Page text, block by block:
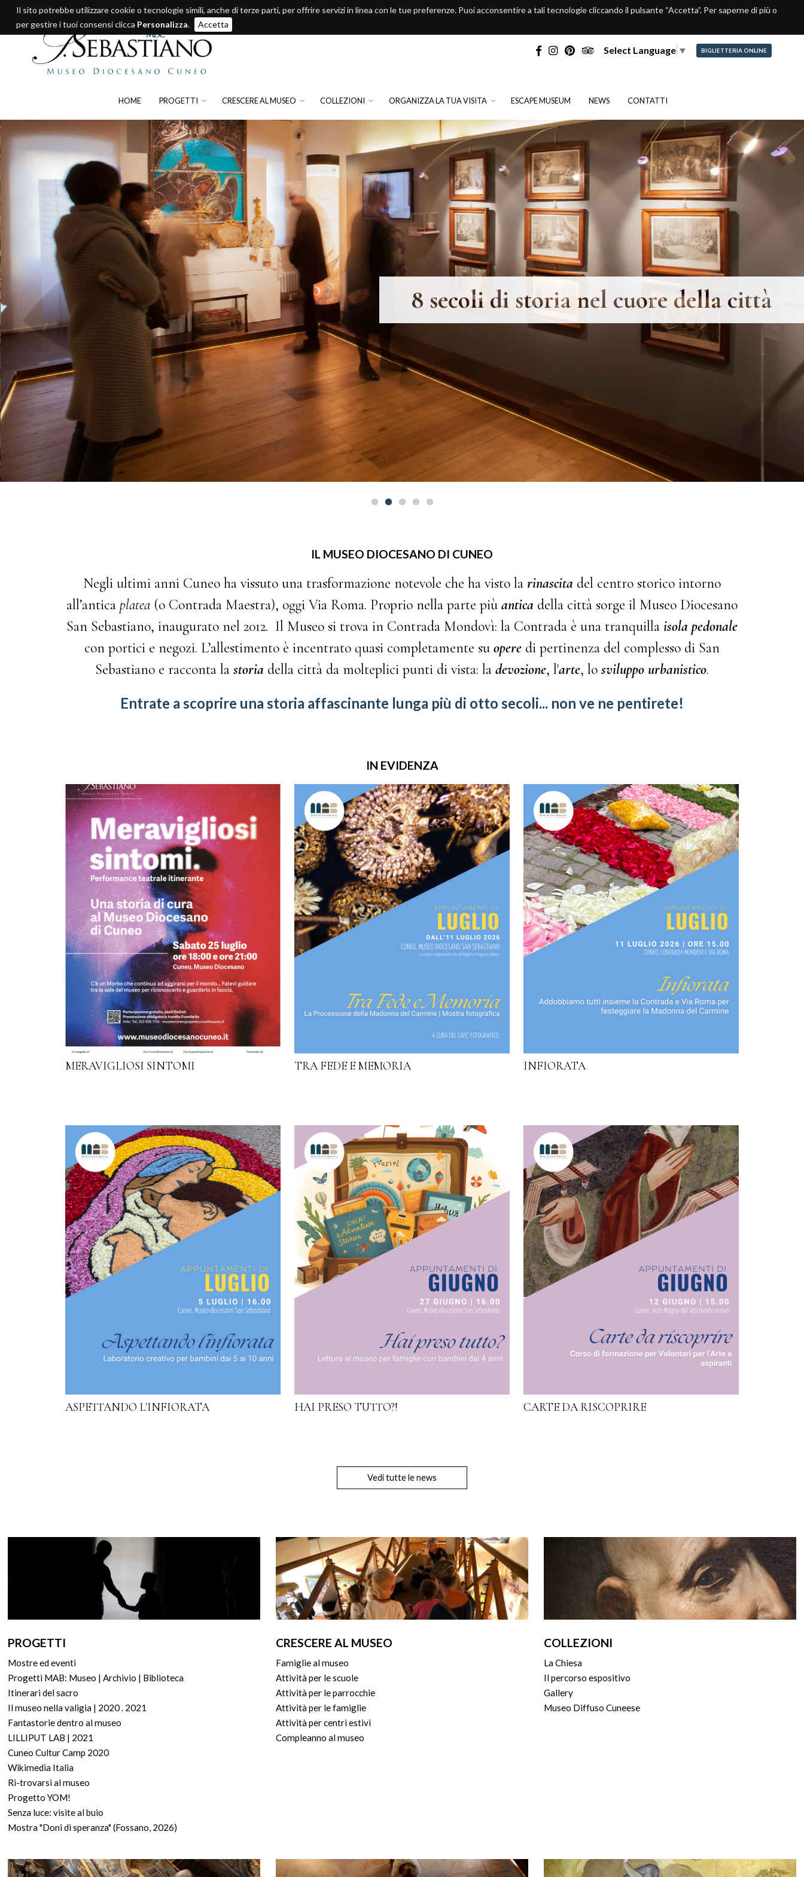
BIGLIETTERIA ONLINE
Select Language ▼
HOME PROGETTI CRESCERE AL MUSEO COLLEZIONI ORGANIZZA LA TUA VISITA ESCAPE MUSEUM NEWS CONTATTI
8 secoli di storia nel cuore della città
IL MUSEO DIOCESANO DI CUNEO
Negli ultimi anni Cuneo ha vissuto una trasformazione notevole che ha visto la rinascita del centro storico intorno
all’antica platea (o Contrada Maestra), oggi Via Roma. Proprio nella parte più antica della città sorge il Museo Diocesano
San Sebastiano, inaugurato nel 2012. Il Museo si trova in Contrada Mondovì: la Contrada è una tranquilla isola pedonale
con portici e negozi. L’allestimento è incentrato quasi completamente su opere di pertinenza del complesso di San
Sebastiano e racconta la storia della città da molteplici punti di vista: la devozione, l'arte, lo sviluppo urbanistico.
Entrate a scoprire una storia affascinante lunga più di otto secoli... non ve ne pentirete!
IN EVIDENZA
MERAVIGLIOSI SINTOMI TRA FEDE E MEMORIA INFIORATA
ASPETTANDO L'INFIORATA HAI PRESO TUTTO?! CARTE DA RISCOPRIRE
Vedi tutte le news
PROGETTI
Mostre ed eventi
Progetti MAB: Museo | Archivio | Biblioteca
Itinerari del sacro
Il museo nella valigia | 2020 . 2021
Fantastorie dentro al museo
LILLIPUT LAB | 2021
Cuneo Cultur Camp 2020
Wikimedia Italia
Ri-trovarsi al museo
Progetto YOM!
Senza luce: visite al buio
Mostra "Doni di speranza" (Fossano, 2026)
CRESCERE AL MUSEO
Famiglie al museo
Attività per le scuole
Attività per le parrocchie
Attività per le famiglie
Attività per centri estivi
Compleanno al museo
COLLEZIONI
La Chiesa
Il percorso espositivo
Gallery
Museo Diffuso Cuneese
Il sito potrebbe utilizzare cookie o tecnologie simili, anche di terze parti, per offrire servizi in linea con le tue preferenze. Puoi acconsentire a tali tecnologie cliccando il pulsante “Accetta”. Per saperne di più o
per gestire i tuoi consensi clicca Personalizza. Accetta